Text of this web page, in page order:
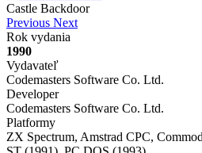
Castle Backdoor
Previous Next
Rok vydania
1990
Vydavateľ
Codemasters Software Co. Ltd.
Developer
Codemasters Software Co. Ltd.
Platformy
ZX Spectrum, Amstrad CPC,